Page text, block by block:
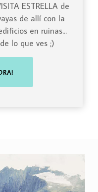
ESTRELLA de
de allí con la
en ruinas...
lo que ves ;)